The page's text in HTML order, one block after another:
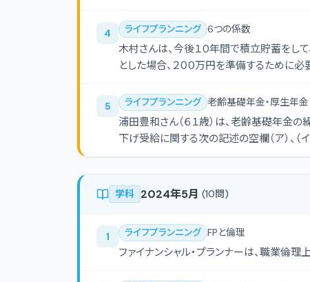
4 ライフプランニング 6つの係数
木村さんは、今後１０年間で積立貯蓄をし
とした場合、２００万円を準備するために
5 ライフプランニング 老齢基礎年金・厚生年金
浦田豊和さん（６１歳）は、老齢基礎年金
下げ受給に関する次の記述の空欄（ア）、
こととする。
学科 2024年5月 (10問)
1 ライフプランニング FPと倫理
ファイナンシャル・プランナーは、職業倫